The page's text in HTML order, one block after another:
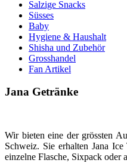
Salzige Snacks
Süsses
Baby
Hygiene & Haushalt
Shisha und Zubehör
Grosshandel
Fan Artikel
Jana Getränke
Wir bieten eine der grössten
Schweiz. Sie erhalten Jana
einzelne Flasche, Sixpack oder